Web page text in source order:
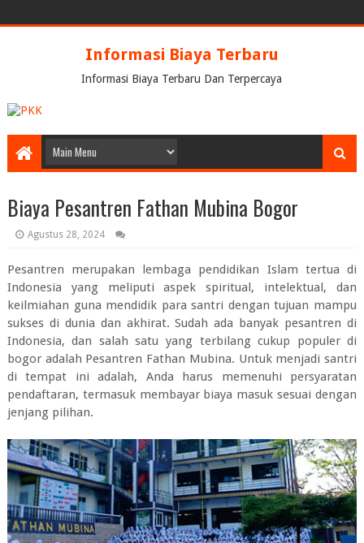
Informasi Biaya Terbaru
Informasi Biaya Terbaru Dan Terpercaya
Biaya Pesantren Fathan Mubina Bogor
Agustus 28, 2024
Pesantren merupakan lembaga pendidikan Islam tertua di
Indonesia yang meliputi aspek spiritual, intelektual, dan
keilmiahan guna mendidik para santri dengan tujuan mampu
sukses di dunia dan akhirat. Sudah ada banyak pesantren di
Indonesia, dan salah satu yang terbilang cukup populer di
bogor adalah Pesantren Fathan Mubina. Untuk menjadi santri
di tempat ini adalah, Anda harus memenuhi persyaratan
pendaftaran, termasuk membayar biaya masuk sesuai dengan
jenjang pilihan.